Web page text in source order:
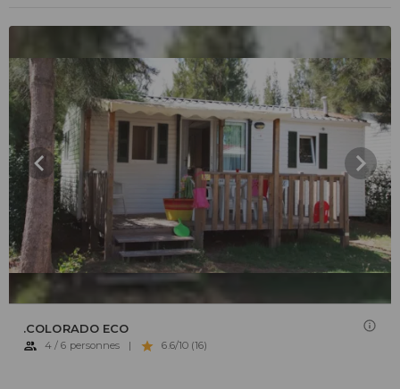
.COLORADO ECO
4 / 6 personnes | 6.6/10 (16)